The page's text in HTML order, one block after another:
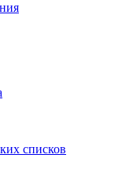
списков